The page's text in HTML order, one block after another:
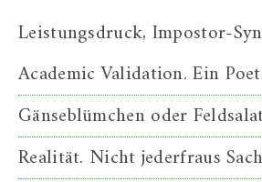
Leistungsdruck, Impostor-
Academic Validation. Ein
Gänseblümchen oder
Realität. Nicht jederfraus